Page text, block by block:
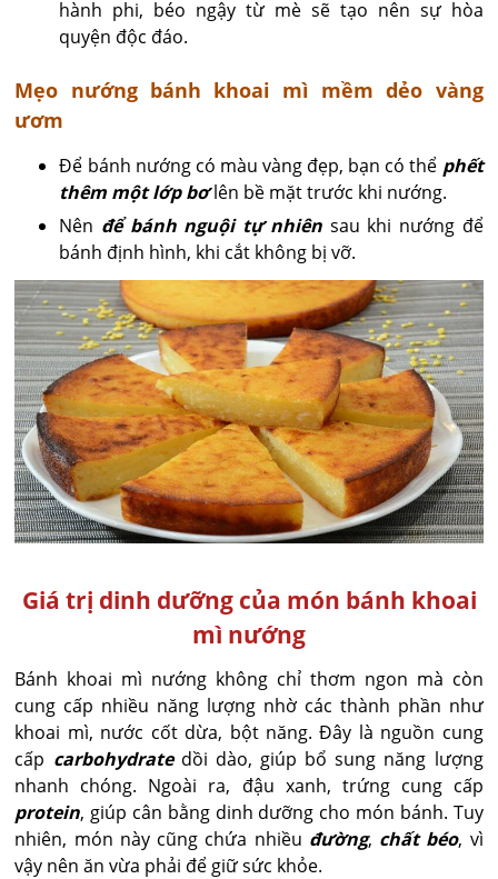
hành phi, béo ngậy từ mè sẽ tạo nên sự hòa
quyện độc đáo.
Mẹo nướng bánh khoai mì mềm dẻo vàng
ươm
Để bánh nướng có màu vàng đẹp, bạn có thể phết
thêm một lớp bơlên bề mặt trước khi nướng.
Nên để bánh nguội tự nhiên sau khi nướng để
bánh định hình, khi cắt không bị vỡ.
Giá trị dinh dưỡng của món bánh khoai
mì nướng
Bánh khoai mì nướng không chỉ thơm ngon mà còn
cung cấp nhiều năng lượng nhờ các thành phần như
khoai mì, nước cốt dừa, bột năng. Đây là nguồn cung
cấp carbohydratedồi dào, giúp bổ sung năng lượng
nhanh chóng. Ngoài ra, đậu xanh, trứng cung cấp
protein, giúp cân bằng dinh dưỡng cho món bánh. Tuy
nhiên, món này cũng chứa nhiều đường, chất béo, vì
vậy nên ăn vừa phải để giữ sức khỏe.